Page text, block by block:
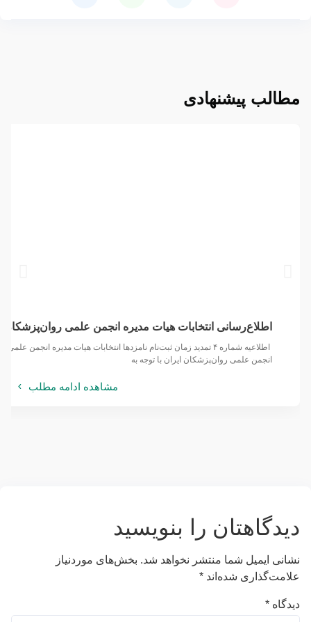
مطالب پیشنهادی
اطلاع‌رسانی انتخابات هیات مدیره انجمن علمی روان‌پزشکان
انجمن علمی روان‌پزشکان ایران با توجه به
مشاهده ادامه مطلب
دیدگاهتان را بنویسید
نشانی ایمیل شما منتشر نخواهد شد. بخش‌های موردنیاز
علامت‌گذاری شده‌اند *
دیدگاه *